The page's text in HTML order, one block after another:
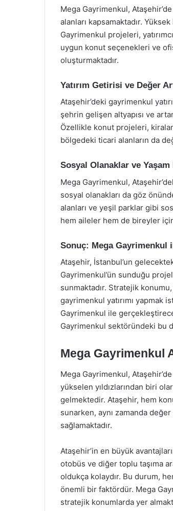
Mega Gayrimenkul,
alanları kapsamaktadır.
Gayrimenkul projeleri,
uygun konut seçenekleri ve
oluşturmaktadır.
Yatırım Getirisi ve Değer
Ataşehir’deki gayrimenkul
şehrin gelişen altyapısı ve
Özellikle konut projeleri,
bölgedeki ticari alanların da
Sosyal Olanaklar ve
Mega Gayrimenkul,
sosyal olanakları da göz
alanları ve yeşil parklar gibi
hem aileler hem de bireyler
Sonuç: Mega Gayrimenkul
Ataşehir, İstanbul’un
Gayrimenkul’ün sunduğu
sunmaktadır. Stratejik
gayrimenkul yatırımı yapmak
Gayrimenkul ile
Gayrimenkul sektöründeki bu
Mega Gayrimenkul
Mega Gayrimenkul,
yükselen yıldızlarından biri
gelmektedir. Ataşehir, hem
sunarken, aynı zamanda
sağlamaktadır.
Ataşehir’in en büyük
otobüs ve diğer toplu taşıma
oldukça kolaydır. Bu durum,
önemli bir faktördür. Mega
stratejik konumlarda yer